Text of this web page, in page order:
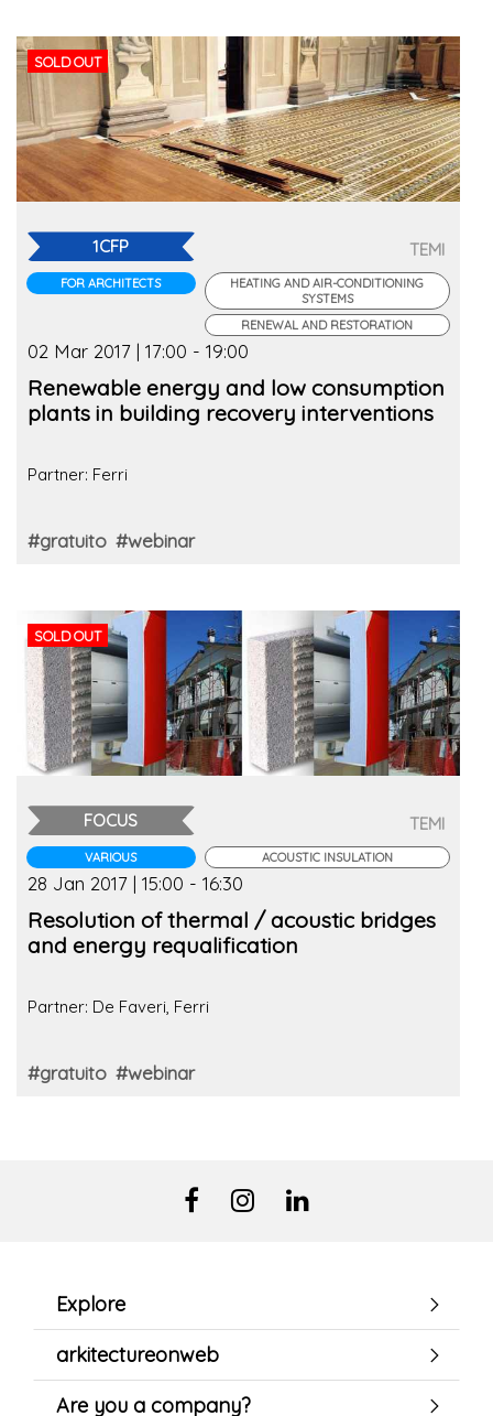
SOLD OUT
1CFP
FOR ARCHITECTS
TEMI
HEATING AND AIR-CONDITIONING
SYSTEMS
RENEWAL AND RESTORATION
02 Mar 2017 | 17:00 - 19:00
Renewable energy and low consumption
plants in building recovery interventions
Partner: Ferri
#gratuito #webinar
SOLD OUT
FOCUS
VARIOUS
TEMI
ACOUSTIC INSULATION
28 Jan 2017 | 15:00 - 16:30
Resolution of thermal / acoustic bridges
and energy requalification
Partner: De Faveri, Ferri
#gratuito #webinar
Explore
arkitectureonweb
Are you a company?